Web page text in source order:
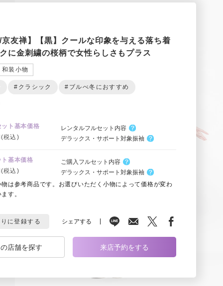
/京友禅】【黒】クールな印象を与える落ち着
に金刺繍の桜柄で女性らしさもプラス
和装小物
#クラシック #ブルべ冬におすすめ
ット基本価格
(税込)
レンタルフルセット内容
デラックス・サポート対象振袖
基本価格
(税込)
ご購入フルセット内容
デラックス・サポート対象振袖
物は参考商品です。お選びいただく小物によって価格が変わ
す。
に登録する シェアする
店舗を探す 来店予約をする